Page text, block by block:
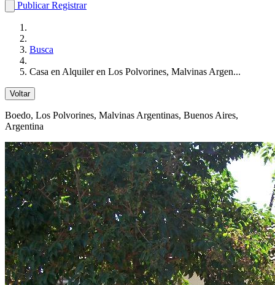
PublicarRegistrar
Busca
Casa en Alquiler en Los Polvorines, Malvinas Argen...
Voltar
Boedo, Los Polvorines, Malvinas Argentinas, Buenos Aires,
Argentina